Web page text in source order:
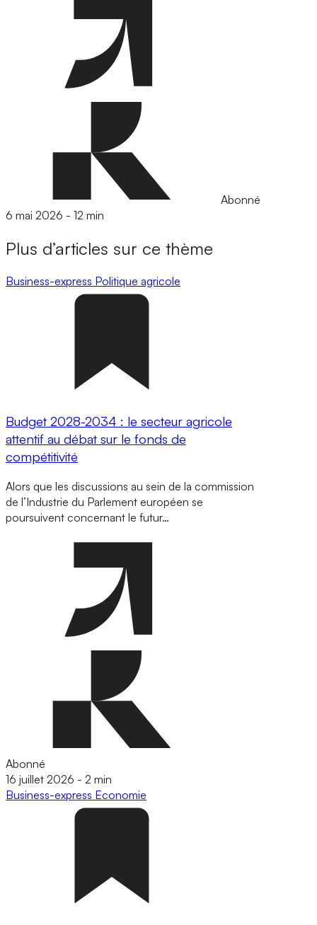
Abonné
6 mai 2026 - 12 min
Plus d’articles sur ce thème
Business-express Politique agricole
Budget 2028-2034 : le secteur agricole
attentif au débat sur le fonds de
compétitivité
Alors que les discussions au sein de la commission
de l’Industrie du Parlement européen se
poursuivent concernant le futur…
Abonné
16 juillet 2026 - 2 min
Business-express Economie